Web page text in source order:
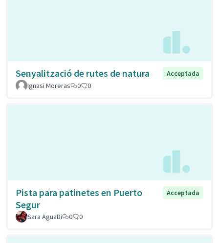
Senyalització de rutes de natura
Acceptada
Ignasi Moreras
0 0
Pista para patinetes en Puerto
Segur
Acceptada
Sara AguaDi 0 0